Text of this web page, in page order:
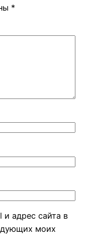
*
адрес сайта в
моих